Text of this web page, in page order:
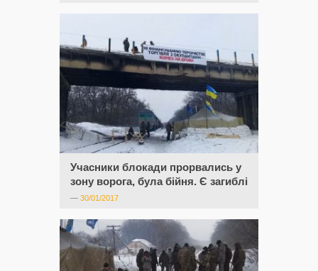
Учасники блокади прорвались у
зону ворога, була бійня. Є загиблі
— 30/01/2017